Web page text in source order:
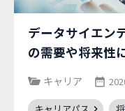
データサイエン
の需要や将来性
キャリア